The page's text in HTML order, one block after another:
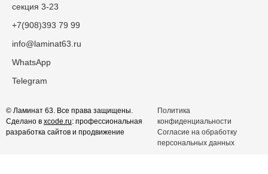
секция 3-23
+7(908)393 79 99
info@laminat63.ru
WhatsApp
Telegram
© Ламинат 63. Все права защищены.
Сделано в xcode.ru: профессиональная
разработка сайтов и продвижение
Политика
конфиденциальности
Согласие на обработку
персональных данных